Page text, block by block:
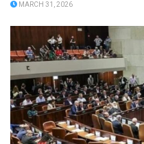
MARCH 31, 2026